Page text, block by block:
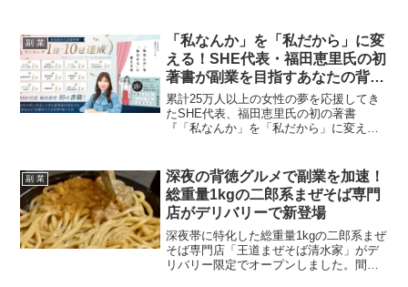
ます。
副 業
「私なんか」を「私だから」に変
える！SHE代表・福田恵里氏の初
著書が副業を目指すあなたの背中
を押す
累計25万人以上の女性の夢を応援してき
たSHE代表、福田恵里氏の初の著書
『「私なんか」を「私だから」に変える
の一冊は、自信を持って新たな一歩を踏
み出したい副業ファン必読です！
副 業
深夜の背徳グルメで副業を加速！
総重量1kgの二郎系まぜそば専門
店がデリバリーで新登場
深夜帯に特化した総重量1kgの二郎系まぜ
そば専門店「王道まぜそば清水家」がデ
リバリー限定でオープンしました。間借